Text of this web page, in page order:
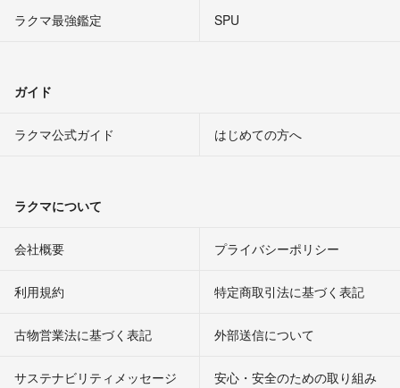
ラクマ最強鑑定
SPU
ガイド
ラクマ公式ガイド はじめての方へ
ラクマについて
会社概要 プライバシーポリシー
利用規約 特定商取引法に基づく表記
古物営業法に基づく表記 外部送信について
サステナビリティメッセージ 安心・安全のための取り組み